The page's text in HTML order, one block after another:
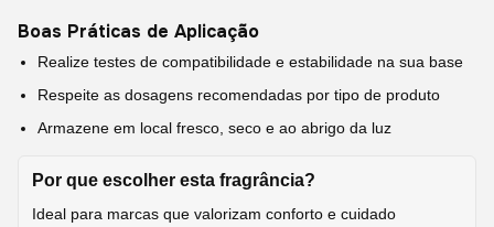
Boas Práticas de Aplicação
Realize testes de compatibilidade e estabilidade na sua base
Respeite as dosagens recomendadas por tipo de produto
Armazene em local fresco, seco e ao abrigo da luz
Por que escolher esta fragrância?
Ideal para marcas que valorizam conforto e cuidado